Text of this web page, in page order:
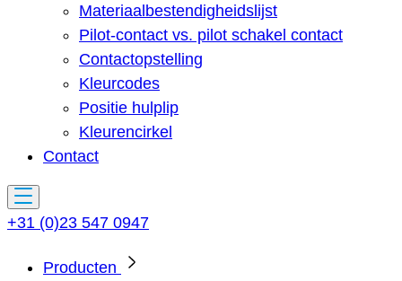
Materiaalbestendigheidslijst
Pilot-contact vs. pilot schakel contact
Contactopstelling
Kleurcodes
Positie hulplip
Kleurencirkel
Contact
+31 (0)23 547 0947
Producten